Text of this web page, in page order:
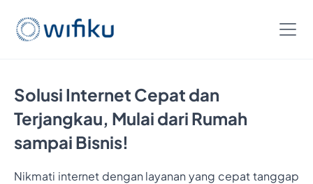
Solusi Internet Cepat dan
Terjangkau, Mulai dari Rumah
sampai Bisnis!
Nikmati internet dengan layanan yang cepat tanggap